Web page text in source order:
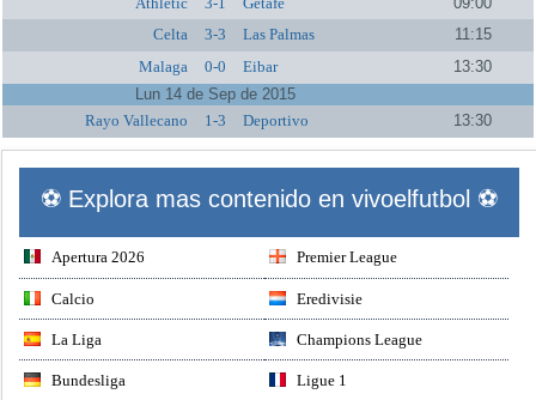
Celta
3-3 Las Palmas
11:15
Malaga
0-0 Eibar
13:30
Lun 14 de Sep de 2015
Rayo Vallecano
1-3 Deportivo 13:30
⚽ Explora mas contenido en vivoelfutbol ⚽
Apertura 2026 Premier League
Calcio Eredivisie
La Liga Champions League
Bundesliga Ligue 1